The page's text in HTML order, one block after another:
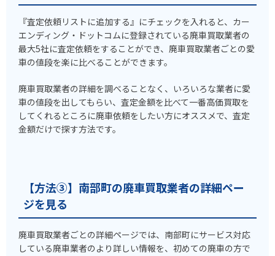
『査定依頼リストに追加する』にチェックを入れると、カー
エンディング・ドットコムに登録されている廃車買取業者の
最大5社に査定依頼をすることができ、廃車買取業者ごとの愛
車の値段を楽に比べることができます。
廃車買取業者の詳細を調べることなく、いろいろな業者に愛
車の値段を出してもらい、査定金額を比べて一番高価買取を
してくれるところに廃車依頼をしたい方にオススメで、査定
金額だけで探す方法です。
【方法③】南部町の廃車買取業者の詳細ペー
ジを見る
廃車買取業者ごとの詳細ページでは、南部町にサービス対応
している廃車業者のより詳しい情報を、初めての廃車の方で